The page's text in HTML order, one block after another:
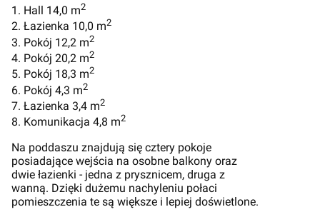
1. Hall 14,0 m2
2. Łazienka 10,0 m2
3. Pokój 12,2 m2
4. Pokój 20,2 m2
5. Pokój 18,3 m2
6. Pokój 4,3 m2
7. Łazienka 3,4 m2
8. Komunikacja 4,8 m2
Na poddaszu znajdują się cztery pokoje
posiadające wejścia na osobne balkony oraz
dwie łazienki - jedna z prysznicem, druga z
wanną. Dzięki dużemu nachyleniu połaci
pomieszczenia te są większe i lepiej doświetlone.